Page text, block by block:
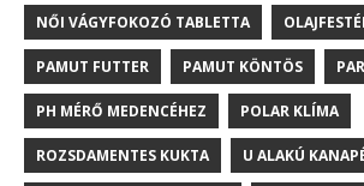
NŐI VÁGYFOKOZÓ TABLETTA
PAMUT FUTTER PAMUT KÖNTÖS
PH MÉRŐ MEDENCÉHEZ POLAR KLÍMA
ROZSDAMENTES KUKTA U ALAKÚ